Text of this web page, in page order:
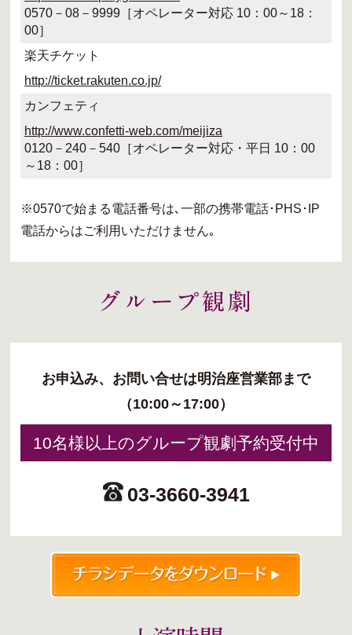
0570－08－9999［オペレーター対応 10：00～18：
00］
楽天チケット
http://ticket.rakuten.co.jp/
カンフェティ
http://www.confetti-web.com/meijiza
0120－240－540［オペレーター対応・平日 10：00
～18：00］
※0570で始まる電話番号は､一部の携帯電話･PHS･IP
電話からはご利用いただけません｡
お申込み、お問い合せは明治座営業部まで
（10:00～17:00）
10名様以上のグループ観劇予約受付中
03-3660-3941